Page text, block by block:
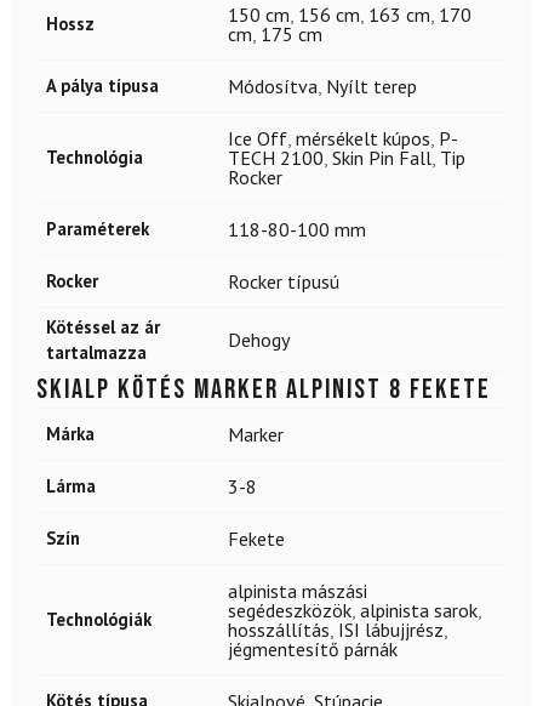
Hossz 150 cm 156 cm 163 cm 170
cm 175 cm
A pálya típusa Módosítva Nyílt terep
Technológia
Ice Off mérsékelt kúpos P-
TECH 2100 Skin Pin Fall Tip
Rocker
Paraméterek 118-80-100 mm
Rocker Rocker típusú
Kötéssel az ár
tartalmazza
Dehogy
Skialp kötés MARKER Alpinist 8 fekete
Márka Marker
Lárma 3-8
Szín Fekete
Technológiák
alpinista mászási
segédeszközök alpinista sarok
hosszállítás ISI lábujjrész
jégmentesítő párnák
Kötés típusa Skialpové Stúpacie